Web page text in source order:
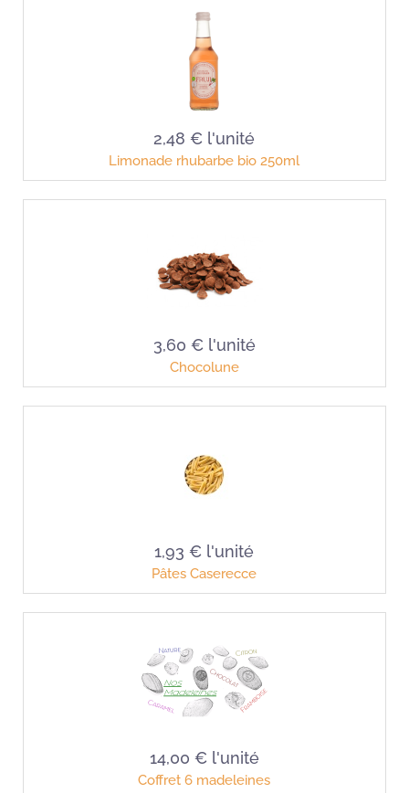
2,48 € l'unité
Limonade rhubarbe bio 250ml
3,60 € l'unité
Chocolune
1,93 € l'unité
Pâtes Caserecce
14,00 € l'unité
Coffret 6 madeleines